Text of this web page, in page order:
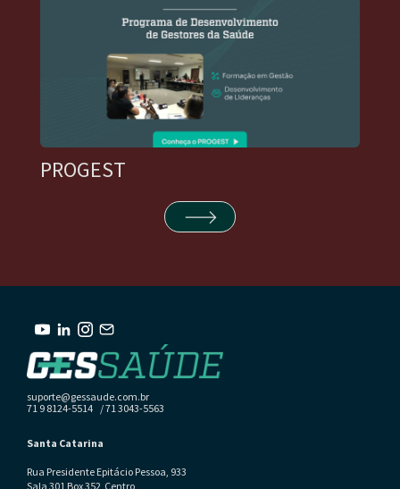
PROGEST
suporte@gessaude.com.br
71 9 8124-5514 / 71 3043-5563
Santa Catarina
Rua Presidente Epitácio Pessoa, 933
Sala 301 Box 352 Centro